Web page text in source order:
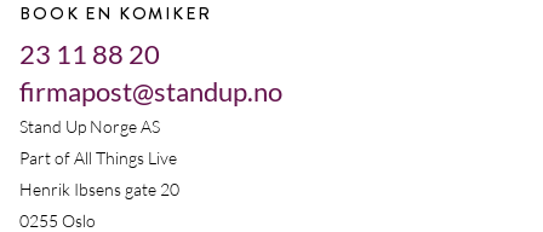
BOOK EN KOMIKER
23 11 88 20
firmapost@standup.no
Stand Up Norge AS
Part of All Things Live
Henrik Ibsens gate 20
0255 Oslo